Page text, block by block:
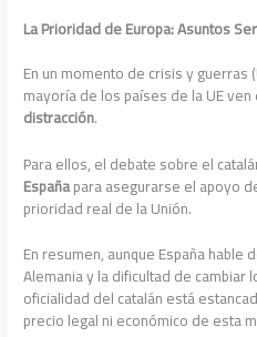
La Prioridad de Europa: Asuntos
En un momento de crisis y
mayoría de los países de la UE
distracción.
Para ellos, el debate sobre el
Españapara asegurarse el apoyo
prioridad real de la Unión.
En resumen, aunque España
Alemania y la dificultad de cambiar
oficialidad del catalán está
precio legal ni económico de esta